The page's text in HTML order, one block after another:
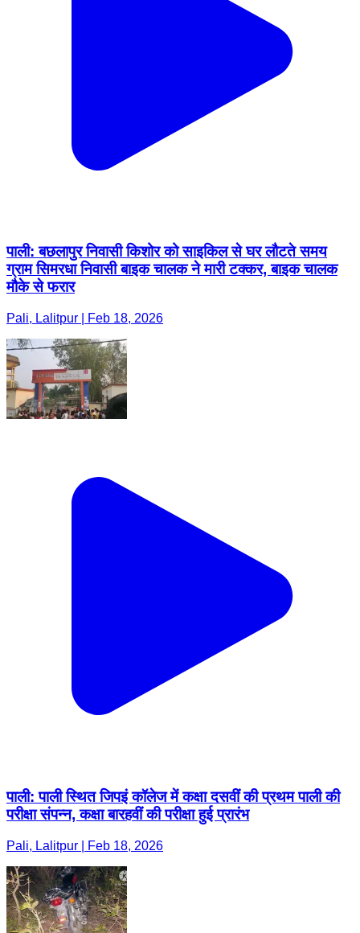
पाली: बछलापुर निवासी किशोर को साइकिल से घर लौटते समय
ग्राम सिमरधा निवासी बाइक चालक ने मारी टक्कर, बाइक चालक
मौके से फरार
Pali, Lalitpur | Feb 18, 2026
पाली: पाली स्थित जिपइं कॉलेज में कक्षा दसवीं की प्रथम पाली की
परीक्षा संपन्न, कक्षा बारहवीं की परीक्षा हुई प्रारंभ
Pali, Lalitpur | Feb 18, 2026